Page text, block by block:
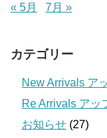
« 5月
7月 »
カテゴリー
New Arrivals ア
Re Arrivals アッ
お知らせ (27)